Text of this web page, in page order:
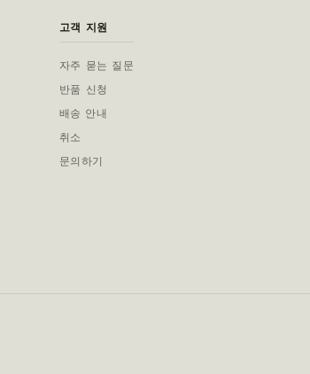
고객 지원
자주 묻는 질문
반품 신청
배송 안내
취소
문의하기